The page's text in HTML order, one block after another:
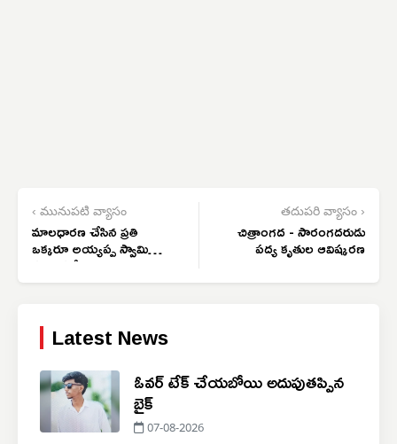
‹ మునుపటి వ్యాసం
మాలధారణ చేసిన ప్రతి
ఒక్కరూ అయ్యప్ప స్వామి
స్వరూపమే
తదుపరి వ్యాసం ›
చిత్రాంగద - సారంగదరుడు
పద్య కృతుల ఆవిష్కరణ
Latest News
ఓవర్ టేక్ చేయబోయి అదుపుతప్పిన
బైక్
07-08-2026